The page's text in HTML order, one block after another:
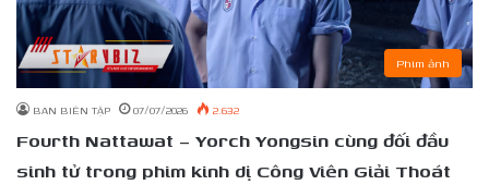
Phim ảnh
BAN BIÊN TẬP 07/07/2026 2.632
Fourth Nattawat – Yorch Yongsin cùng đối đầu
sinh tử trong phim kinh dị Công Viên Giải Thoát